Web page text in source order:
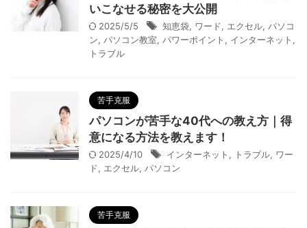
いこなせる秘密を大公開
2025/5/5 知恵袋, ワード, エクセル, パソコ
ン, パソコン教室, パワーポイント , インターネット ,
トラブル
苦手克服
パソコンが苦手な40代への教え方｜得
意になる方法を教えます！
2025/4/10 インターネット , トラブル, ワー
ド, エクセル, パソコン
苦手克服